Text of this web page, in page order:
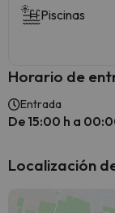
Piscinas
Horario de
Entrada
De 15:00 h a
Localización